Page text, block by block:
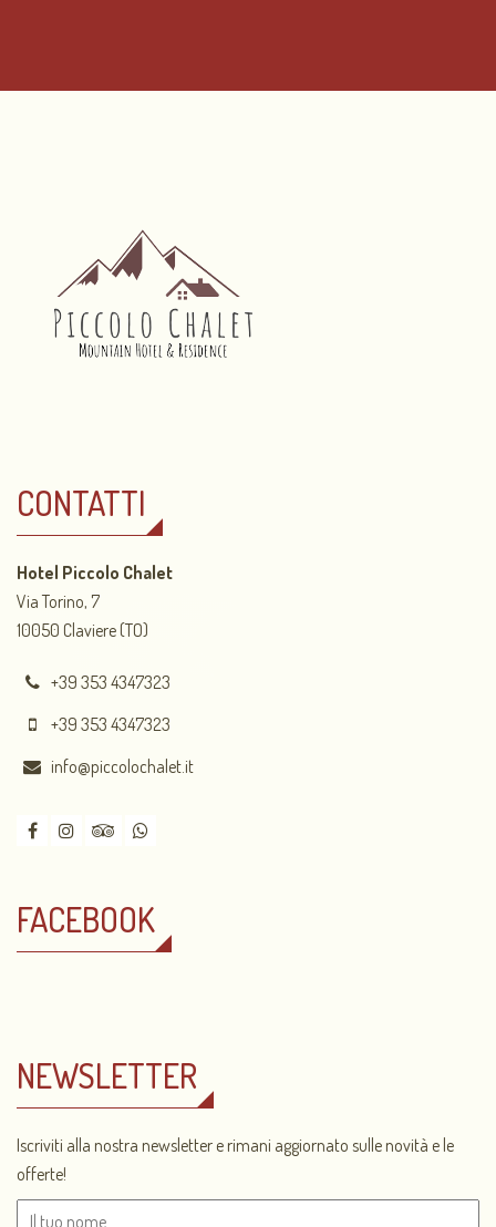
CONTATTI
Hotel Piccolo Chalet
Via Torino, 7
10050 Claviere (TO)
+39 353 4347323
+39 353 4347323
info@piccolochalet.it
FACEBOOK
NEWSLETTER
Iscriviti alla nostra newsletter e rimani aggiornato sulle novità e le
offerte!